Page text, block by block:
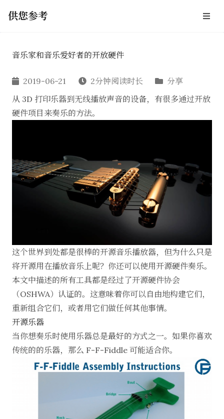
供您参考
音乐家和音乐爱好者的开放硬件
2019-06-21 2分钟阅读时长
分享
从 3D 打印乐器到无线播放声音的设备，有很多通过开放
硬件项目来奏乐的方法。
这个世界到处都是很棒的开源音乐播放器，但为什么只是
将开源用在播放音乐上呢？你还可以使用开源硬件奏乐。
本文中描述的所有工具都是经过了开源硬件协会
（OSHWA）认证的。这意味着你可以自由地构建它们，
重新组合它们，或者用它们做任何其他事情。
开源乐器
当你想奏乐时使用乐器总是最好的方式之一。如果你喜欢
传统的的乐器，那么 F-F-Fiddle 可能适合你。